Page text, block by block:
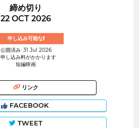
締め切り
22 OCT 2026
申し込み可能な!
公開済み: 31 Jul 2026
申し込み料がかかります
短編映画
リンク
FACEBOOK
TWEET